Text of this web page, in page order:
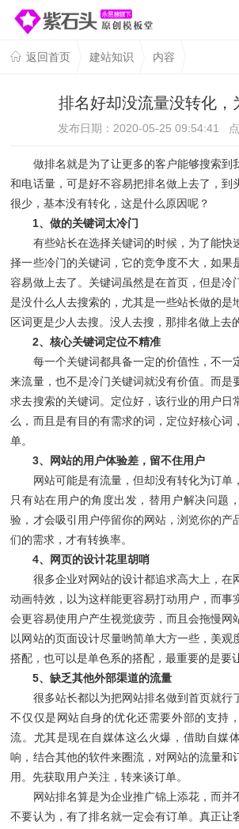
返回首页 建站知识 内容
排名好却没流量没转化，
发布日期：2020-05-25 09:54:41 点
做排名就是为了让更多的客户能够搜索到
和电话量，可是好不容易把排名做上去了，到
很少，基本没有转化，这是什么原因呢？
1、做的关键词太冷门
有些站长在选择关键词的时候，为了能快
择一些冷门的关键词，它的竞争度不大，如果
容易做上去了。关键词虽然是在首页，但是冷
是没什么人去搜索的，尤其是一些站长做的是
区词更是少人去搜。没人去搜，那排名做上去
2、核心关键词定位不精准
每一个关键词都具备一定的价值性，不一
来流量，也不是冷门关键词就没有价值。而是
求去搜索的关键词。定位好，该行业的用户日
么，而且是有目的有需求的词，定位好核心词
单。
3、网站的用户体验差，留不住用户
网站可能是有流量，但却没有转化为订单
只有站在用户的角度出发，替用户解决问题
验，才会吸引用户停留你的网站，浏览你的产
们的需求，才有转换率。
4、网页的设计花里胡哨
很多企业对网站的设计都追求高大上，在
动画特效，以为这样能更容易打动用户，而事
会更容易使用户产生视觉疲劳，而且会拖慢网
以网站的页面设计尽量哟简单大方一些，美观
搭配，也可以是单色系的搭配，最重要的是要
5、缺乏其他外部渠道的流量
很多站长都以为把网站排名做到首页就行
不仅仅是网站自身的优化还需要外部的支持
流。尤其是现在自媒体这么火爆，借助自媒
响，结合其他的软件来圈流，对网站的流量和
用。先获取用户关注，转来谈订单。
网站排名算是为企业推广锦上添花，而并
不要认为，有了排名就一定会有订单。真正让